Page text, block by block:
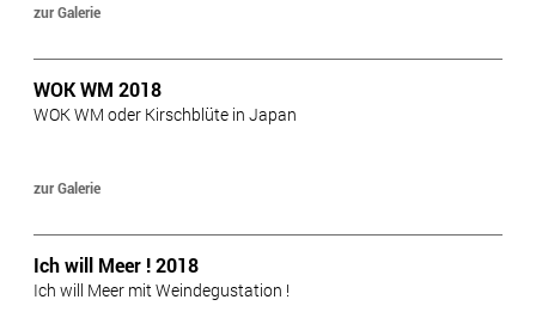
zur Galerie
WOK WM 2018
WOK WM oder Kirschblüte in Japan
zur Galerie
Ich will Meer ! 2018
Ich will Meer mit Weindegustation !